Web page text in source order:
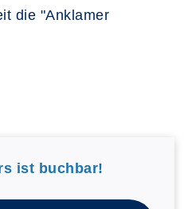
die "Anklamer
ist buchbar!